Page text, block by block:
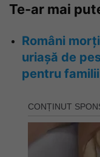
Te-ar mai
Români
uriașă de
pentru familii